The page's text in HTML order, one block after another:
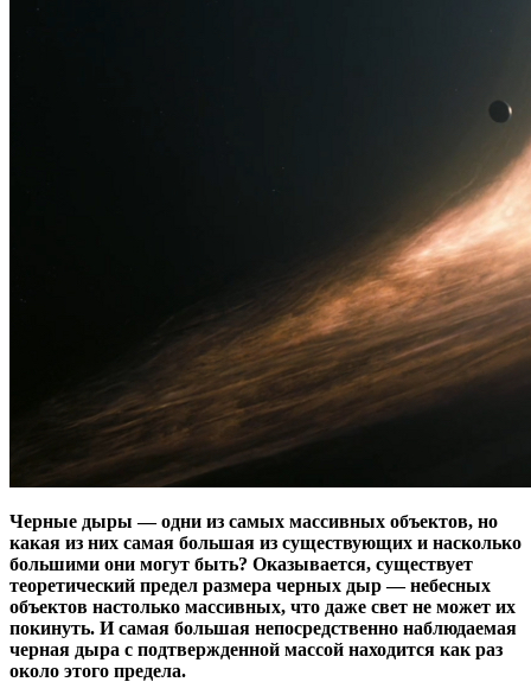
Черные дыры — одни из самых массивных объектов, но
какая из них самая большая из существующих и насколько
большими они могут быть? Оказывается, существует
теоретический предел размера черных дыр — небесных
объектов настолько массивных, что даже свет не может их
покинуть. И самая большая непосредственно наблюдаемая
черная дыра с подтвержденной массой находится как раз
около этого предела.